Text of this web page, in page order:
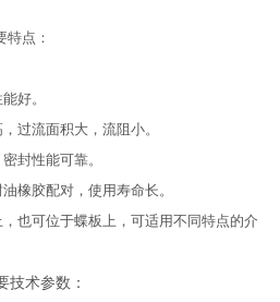
特点：
好。
过流面积大，流阻小。
封性能可靠。
橡胶配对，使用寿命长。
也可位于蝶板上，可适用不同特点的介
技术参数：